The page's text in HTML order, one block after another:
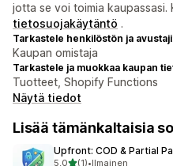
jotta se voi toimia kaupassasi.
tietosuojakäytäntö .
Tarkastele henkilöstön ja
Kaupan omistaja
Tarkastele ja muokkaa kaupan
Tuotteet, Shopify Functions
Näytä tiedot
Lisää tämänkaltaisia
Upfront: COD & Partial
5,0/ 5 tähteä
(1)•Ilmainen